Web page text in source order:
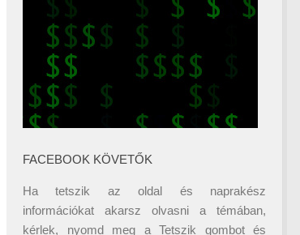
FACEBOOK KÖVETŐK
Ha tetszik az oldal és naprakész
információkat akarsz olvasni a témában,
kérlek, nyomd meg a Tetszik gombot és